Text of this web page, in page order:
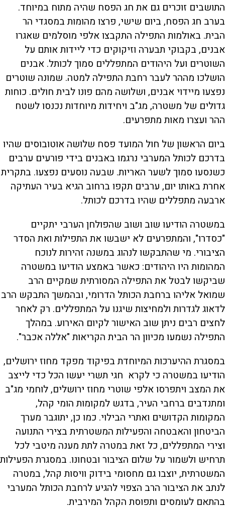
התושבים זוכרים גם את חג הפסח שהיה מתוח במיוחד.
בערב חג הפסח, ביום שישי, פרצו מהומות במסגדי הר
הבית. באולמות התפילה התקבצו אלפי מוסלמים שאגרו
אבנים, בקבוקי תבערה וזיקוקים כדי ליידות אותם על
השוטרים ועל היהודים המתפללים סמוך לכותל. אבנים
הושלכו מההר לעבר רחבת התפילה למטה. שמונה שוטרים
נפצעו מיידוי אבנים, ושלושה מהם פונו לבית חולים. כוחות
גדולים של משטרה, מג"ב ויחידות מיוחדות נכנסו לשטח
ההר ועצרו מאות מתפרעים.
ביום הראשון של חול המועד פסח שלושה אוטובוסים שהיו
בדרכם לכותל המערבי נרגמו באבנים בידי פורעים ערבים
כשנסעו סמוך לשער האריות. שבעה נוסעים נפצעו. בתקרית
אחרת באותו יום, ערבים תקפו ברחוב הגיא בעיר העתיקה
ארבעה מתפללים שהיו בדרכם לכותל.
במשטרה הודיעו שוב ושוב שהפולחן הערבי יתקיים
"כסדרו", והמתפרעים לא ישבשו את התפילות ואת הסדר
הציבורי. מי שהתבקשו לנהוג במשנה זהירות לנוכח
המהומות היו היהודים: כאשר באמצע הודיעו במשטרה
שביקשו לבטל את התפילה המסורתית שמקיים הרב
שמואל אליהו ברחבת הכותל הדרומי, ובהמשך התבקש הרב
לדאוג לגדרות ולמחיצות שיגנו על המתפללים. רק לאחר
לחצים רבים ניתן שוב האישור לקיום האירוע. במהלך
התפילה נשמעו מכיוון הר הבית הקריאות "אללה אכבר".
במסגרת ההיערכות המיוחדת בפיקוד מפקד מחוז ירושלים,
הודיעו במשטרה כי לקרא חגי תשרי יעשו הכל כדי לייצב
את המצב ויתפרסו אלפי שוטרי מחוז ירושלים, לוחמי מג"ב
ומתנדבים ברחבי העיר, בדגש למקומות הומי קהל,
המקומות הקדושים ואתרי הבילוי. כמו כן, יתוגבר מערך
הביטחון והאבטחה והפעילות המשטרתית בצירי התנועה
וצירי המתפללים, כל זאת במטרה לתת מענה מיטבי לכל
תרחיש ולשמור על שלום הציבור ובטחונו. במסגרת הפעילות
המשטרתית, יוצבו גם מחסומי בידוק וויסות קהל, במטרה
לנתב את הציבור הרב הצפוי להגיע לרחבת הכותל המערבי
בהתאם לעומסים ותפוסת הקהל המירבית.